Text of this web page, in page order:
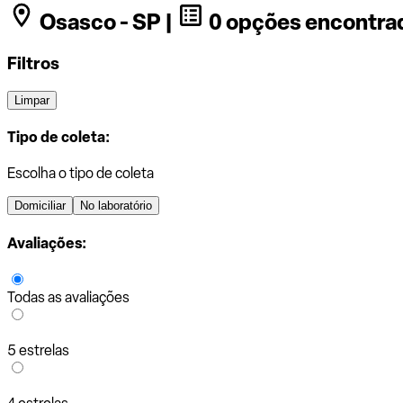
Osasco - SP | 0 opções
Filtros
Limpar
Tipo de coleta:
Escolha o tipo de coleta
Domiciliar No laboratório
Avaliações:
Todas as avaliações
5 estrelas